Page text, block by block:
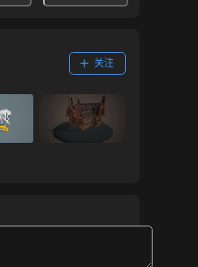
关注